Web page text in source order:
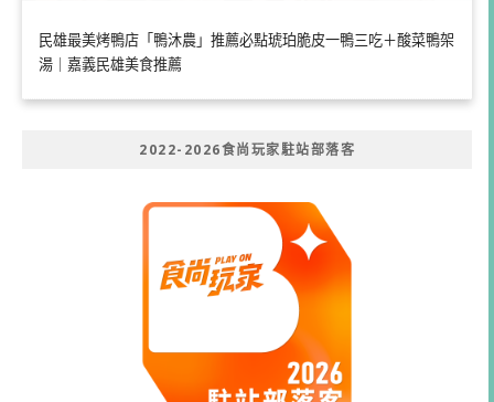
民雄最美烤鴨店「鴨沐農」推薦必點琥珀脆皮一鴨三吃＋酸菜鴨架
湯｜嘉義民雄美食推薦
2022-2026食尚玩家駐站部落客